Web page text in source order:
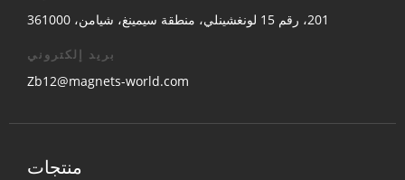
201، رقم 15 لونغشينلي، منطقة سيمينغ، شيامن، 361000
بريد إلكتروني
Zb12@magnets-world.com
منتجات